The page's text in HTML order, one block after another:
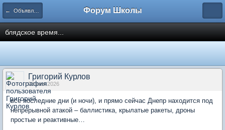
← Объявления Форум Школы
блядское время...
Григорий Курлов
03 июн 2026
все последние дни (и ночи), и прямо сейчас Днепр находится под
непрерывной атакой – баллистика, крылатые ракеты, дроны
простые и реактивные…